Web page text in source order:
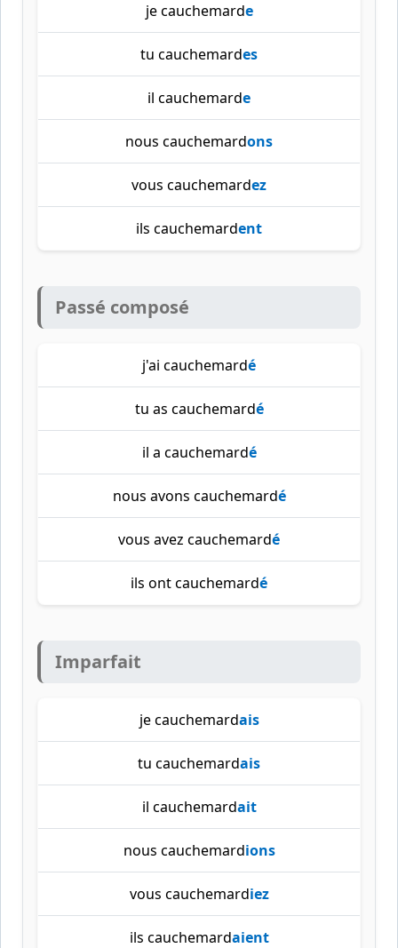
je cauchemarde
tu cauchemardes
il cauchemarde
nous cauchemardons
vous cauchemardez
ils cauchemardent
Passé composé
j'ai cauchemardé
tu as cauchemardé
il a cauchemardé
nous avons cauchemardé
vous avez cauchemardé
ils ont cauchemardé
Imparfait
je cauchemardais
tu cauchemardais
il cauchemardait
nous cauchemardions
vous cauchemardiez
ils cauchemardaient